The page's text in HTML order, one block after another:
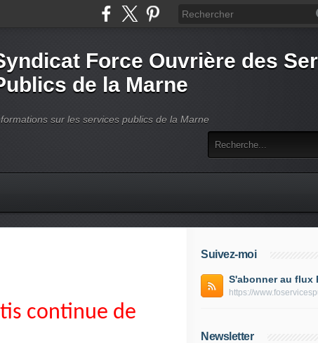
Force Ouvrière des
de la Marne
sur les services publics de la Marne
continue de
Suivez-moi
S'abonner au flux
https://
Newsletter